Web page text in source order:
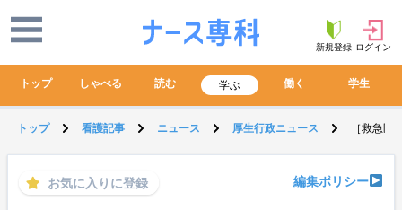
新規登録 ログイン
トップ しゃべる 読む 学ぶ 働く 学生
トップ 看護記事 ニュース 厚生行政ニュース ［救急
お気に入りに登録 編集ポリシー